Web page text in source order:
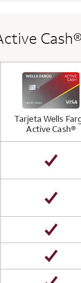
Tarjeta Wells
Active Cash®